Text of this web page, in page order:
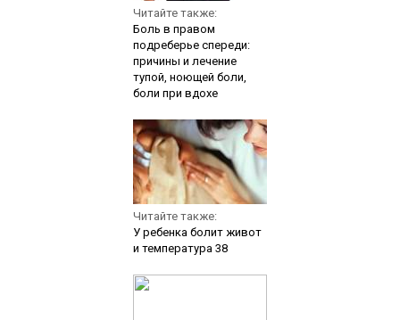
Читайте также:
Боль в правом
подреберье спереди:
причины и лечение
тупой, ноющей боли,
боли при вдохе
Читайте также:
У ребенка болит живот
и температура 38